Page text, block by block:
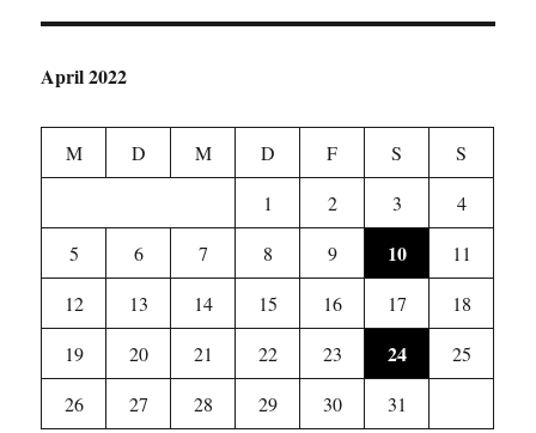
April 2022
M D M D F S
S
1
2 3
4
5
6 7 8 9 10
11
12
13 14 15 16 17
18
19
20 21 22 23 24
25
26
27 28 29 30
31